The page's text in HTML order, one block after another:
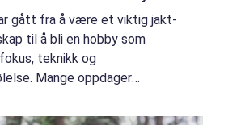
gått fra å være et viktig jakt-
til å bli en hobby som
teknikk og
Mange oppdager
der hver pil gir tydelig